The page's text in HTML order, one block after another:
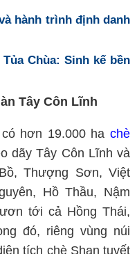
hành trình định danh
Chùa: Sinh kế bền
Tây Côn Lĩnh
hơn 19.000 ha chè
dãy Tây Côn Lĩnh và
Thượng Sơn, Việt
Hồ Thầu, Nậm
tới cả Hồng Thái,
đó, riêng vùng núi
tích chè Shan tuyết